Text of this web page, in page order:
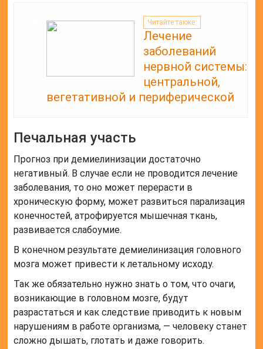
Читайте также:
Лечение
заболеваний
нервной системы:
центральной,
вегетативной и периферической
Печальная участь
Прогноз при демиелинизации достаточно
негативный. В случае если не проводится лечение
заболевания, то оно может перерасти в
хроническую форму, может развиться парализация
конечностей, атрофируется мышечная ткань,
развивается слабоумие.
В конечном результате демиелинизация головного
мозга может привести к летальному исходу.
Так же обязательно нужно знать о том, что очаги,
возникающие в головном мозге, будут
разрастаться и как следствие приводить к новым
нарушениям в работе организма, — человеку станет
сложно дышать, глотать и даже говорить.